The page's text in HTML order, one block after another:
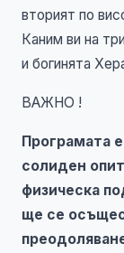
вторият по
Каним ви на
и богинята
ВАЖНО !
Програмата
солиден
физическа
ще се